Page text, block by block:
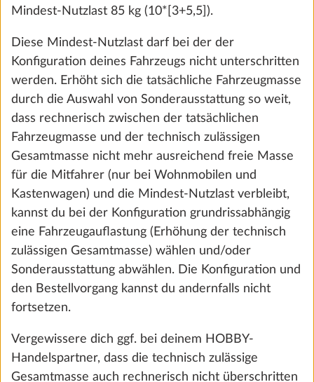
Hinzufügen
Autarkpaket inkl. Laderegler mit Booster,
Batterie (AGM, 95Ah), Batteriesensor
und Batteriekasten
Mehr
29,0 kg
Hinzufügen
Mindest-Nutzlast 85 kg (10*[3+5,5]).
Diese Mindest-Nutzlast darf bei der der
Konfiguration deines Fahrzeugs nicht unterschritten
werden. Erhöht sich die tatsächliche Fahrzeugmasse
durch die Auswahl von Sonderausstattung so weit,
dass rechnerisch zwischen der tatsächlichen
Fahrzeugmasse und der technisch zulässigen
Gesamtmasse nicht mehr ausreichend freie Masse
für die Mitfahrer (nur bei Wohnmobilen und
Kastenwagen) und die Mindest-Nutzlast verbleibt,
kannst du bei der Konfiguration grundrissabhängig
eine Fahrzeugauflastung (Erhöhung der technisch
zulässigen Gesamtmasse) wählen und/oder
Sonderausstattung abwählen. Die Konfiguration und
den Bestellvorgang kannst du andernfalls nicht
fortsetzen.
Vergewissere dich ggf. bei deinem HOBBY-
Handelspartner, dass die technisch zulässige
Gesamtmasse auch rechnerisch nicht überschritten